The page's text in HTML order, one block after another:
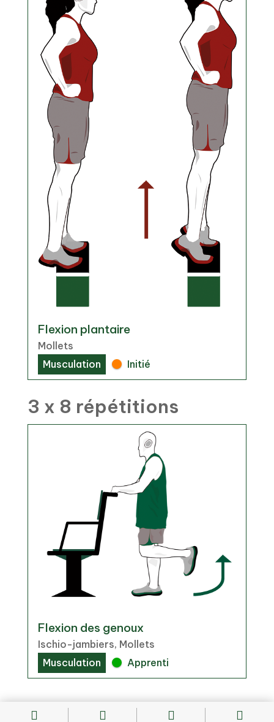
Flexion plantaire
Mollets
Musculation
Initié
3 x 8 répétitions
Flexion des genoux
Ischio-jambiers, Mollets
Musculation
Apprenti
   